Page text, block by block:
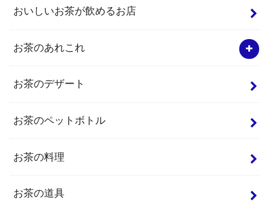
おいしいお茶が飲めるお店
お茶のあれこれ
お茶のデザート
お茶のペットボトル
お茶の料理
お茶の道具